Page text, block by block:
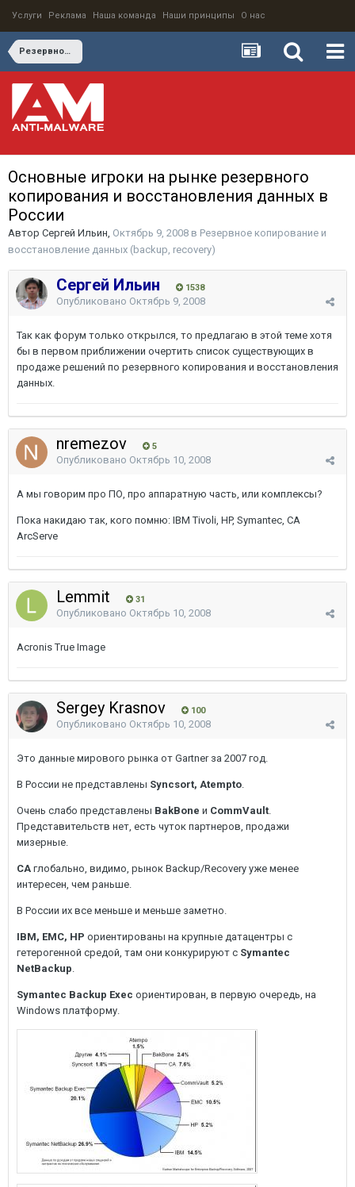
Услуги Реклама Наша команда Наши принципы О нас
Резервное копирование и восстановление данных (backup, recovery)
Основные игроки на рынке резервного
копирования и восстановления данных в
России
Автор Сергей Ильин, Октябрь 9, 2008 в Резервное копирование и
восстановление данных (backup, recovery)
Сергей Ильин 1538
Опубликовано Октябрь 9, 2008
Так как форум только открылся, то предлагаю в этой теме хотя
бы в первом приближении очертить список существующих в
продаже решений по резервного копирования и восстановления
данных.
nremezov 5
Опубликовано Октябрь 10, 2008
А мы говорим про ПО, про аппаратную часть, или комплексы?
Пока накидаю так, кого помню: IBM Tivoli, HP, Symantec, CA
ArcServe
Lemmit 31
Опубликовано Октябрь 10, 2008
Acronis True Image
Sergey Krasnov 100
Опубликовано Октябрь 10, 2008
Это данные мирового рынка от Gartner за 2007 год.
В России не представлены Syncsort, Atempto.
Очень слабо представлены BakBone и CommVault.
Представительств нет, есть чуток партнеров, продажи
мизерные.
CA глобально, видимо, рынок Backup/Recovery уже менее
интересен, чем раньше.
В России их все меньше и меньше заметно.
IBM, EMC, HP ориентированы на крупные датацентры с
гетерогенной средой, там они конкурируют с Symantec
NetBackup.
Symantec Backup Exec ориентирован, в первую очередь, на
Windows платформу.